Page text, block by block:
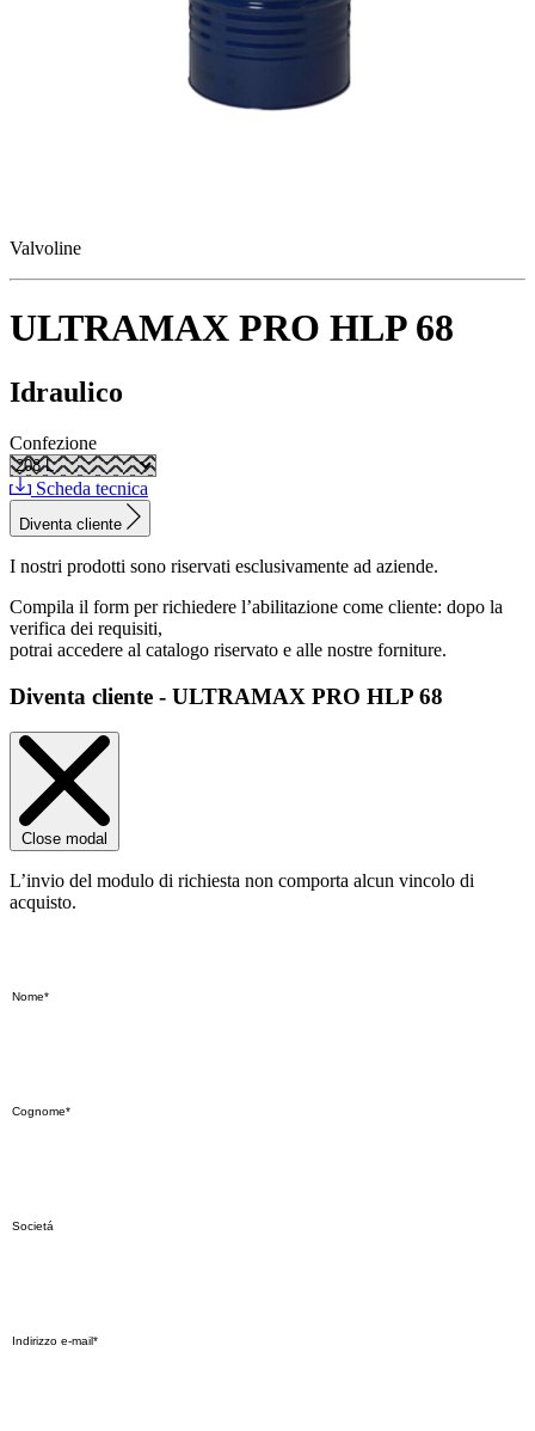
Valvoline
ULTRAMAX PRO HLP 68
Idraulico
Confezione
Scheda tecnica
Diventa cliente
I nostri prodotti sono riservati esclusivamente ad aziende.
Compila il form per richiedere l’abilitazione come cliente: dopo la
verifica dei requisiti,
potrai accedere al catalogo riservato e alle nostre forniture.
Diventa cliente - ULTRAMAX PRO HLP 68
Close modal
L’invio del modulo di richiesta non comporta alcun vincolo di
acquisto.